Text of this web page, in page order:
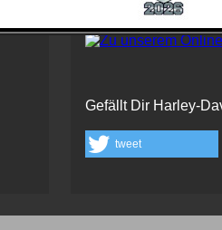
Gefällt Dir Harley-
tweet